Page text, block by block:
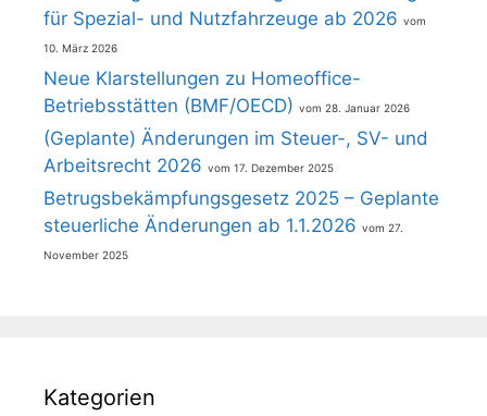
für Spezial- und Nutzfahrzeuge ab 2026
10. März 2026
Neue Klarstellungen zu Homeoffice-
Betriebsstätten (BMF/OECD)
28. Januar 2026
(Geplante) Änderungen im Steuer-, SV- und
Arbeitsrecht 2026
17. Dezember 2025
Betrugsbekämpfungsgesetz 2025 – Geplante
steuerliche Änderungen ab 1.1.2026
27.
November 2025
Kategorien